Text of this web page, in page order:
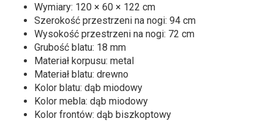
Wymiary: 120 × 60 × 122 cm
Szerokość przestrzeni na nogi: 94 cm
Wysokość przestrzeni na nogi: 72 cm
Grubość blatu: 18 mm
Materiał korpusu: metal
Materiał blatu: drewno
Kolor blatu: dąb miodowy
Kolor mebla: dąb miodowy
Kolor frontów: dąb biszkoptowy